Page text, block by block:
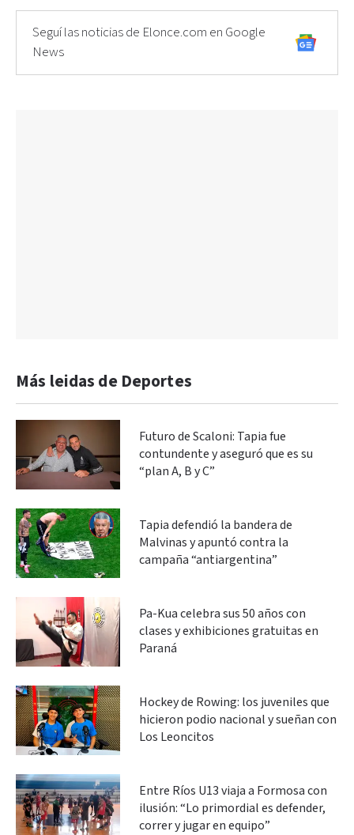
Seguí las noticias de Elonce.com en Google
News
Más leidas de Deportes
Futuro de Scaloni: Tapia fue
contundente y aseguró que es su
“plan A, B y C”
Tapia defendió la bandera de
Malvinas y apuntó contra la
campaña “antiargentina”
Pa-Kua celebra sus 50 años con
clases y exhibiciones gratuitas en
Paraná
Hockey de Rowing: los juveniles que
hicieron podio nacional y sueñan con
Los Leoncitos
Entre Ríos U13 viaja a Formosa con
ilusión: “Lo primordial es defender,
correr y jugar en equipo”